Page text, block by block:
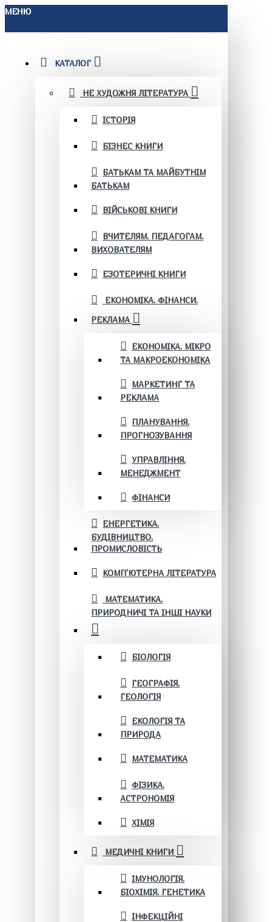
МЕНЮ
КАТАЛОГ
НЕ ХУДОЖНЯ ЛІТЕРАТУРА
ІСТОРІЯ
БІЗНЕС КНИГИ
БАТЬКАМ ТА МАЙБУТНІМ
БАТЬКАМ
ВІЙСЬКОВІ КНИГИ
ВЧИТЕЛЯМ. ПЕДАГОГАМ.
ВИХОВАТЕЛЯМ
ЕЗОТЕРИЧНІ КНИГИ
ЕКОНОМІКА. ФІНАНСИ.
РЕКЛАМА
ЕКОНОМІКА. МІКРО
ТА МАКРОЕКОНОМІКА
МАРКЕТИНГ ТА
РЕКЛАМА
ПЛАНУВАННЯ.
ПРОГНОЗУВАННЯ
УПРАВЛІННЯ.
МЕНЕДЖМЕНТ
ФІНАНСИ
ЕНЕРГЕТИКА.
БУДІВНИЦТВО.
ПРОМИСЛОВІСТЬ
КОМП'ЮТЕРНА ЛІТЕРАТУРА
МАТЕМАТИКА.
ПРИРОДНИЧІ ТА ІНШІ НАУКИ
БІОЛОГІЯ
ГЕОГРАФІЯ.
ГЕОЛОГІЯ
ЕКОЛОГІЯ ТА
ПРИРОДА
МАТЕМАТИКА
ФІЗИКА.
АСТРОНОМІЯ
ХІМІЯ
МЕДИЧНІ КНИГИ
ІМУНОЛОГІЯ.
БІОХІМІЯ. ГЕНЕТИКА
ІНФЕКЦІЙНІ